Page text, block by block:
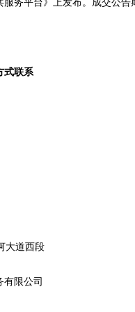
服务平台》 上发布。 成交公告
式联系
大道西段
限公司